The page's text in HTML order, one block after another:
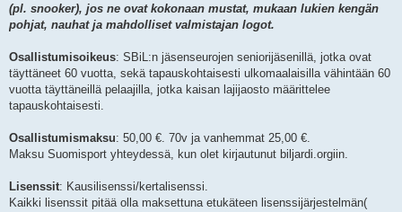
(pl. snooker), jos ne ovat kokonaan mustat, mukaan lukien kengän
pohjat, nauhat ja mahdolliset valmistajan logot.
Osallistumisoikeus: SBiL:n jäsenseurojen seniorijäsenillä, jotka ovat
täyttäneet 60 vuotta, sekä tapauskohtaisesti ulkomaalaisilla vähintään 60
vuotta täyttäneillä pelaajilla, jotka kaisan lajijaosto määrittelee
tapauskohtaisesti.
Osallistumismaksu: 50,00 €. 70v ja vanhemmat 25,00 €.
Maksu Suomisport yhteydessä, kun olet kirjautunut biljardi.orgiin.
Lisenssit: Kausilisenssi/kertalisenssi.
Kaikki lisenssit pitää olla maksettuna etukäteen lisenssijärjestelmän(